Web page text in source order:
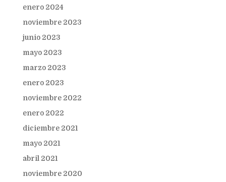
enero 2024
noviembre 2023
junio 2023
mayo 2023
marzo 2023
enero 2023
noviembre 2022
enero 2022
diciembre 2021
mayo 2021
abril 2021
noviembre 2020